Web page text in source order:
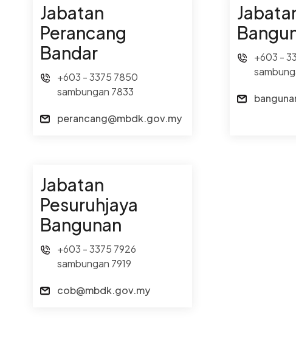
Jabatan
Perancang
Bandar
+603 - 3375 7850
sambungan 7833
perancang@mbdk.gov.my
+603 -
Jabatan
Pesuruhjaya
Bangunan
+603 - 3375 7926
sambungan 7919
cob@mbdk.gov.my